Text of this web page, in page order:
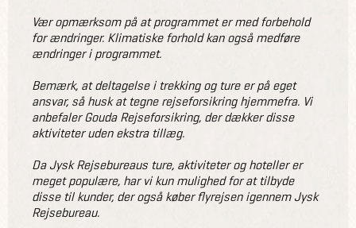
Vær opmærksom på at programmet er med forbehold
for ændringer. Klimatiske forhold kan også medføre
ændringer i programmet.
Bemærk, at deltagelse i trekking og ture er på eget
ansvar, så husk at tegne rejseforsikring hjemmefra. Vi
anbefaler Gouda Rejseforsikring, der dækker disse
aktiviteter uden ekstra tillæg.
Da Jysk Rejsebureaus ture, aktiviteter og hoteller er
meget populære, har vi kun mulighed for at tilbyde
disse til kunder, der også køber flyrejsen igennem Jysk
Rejsebureau.